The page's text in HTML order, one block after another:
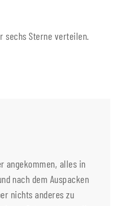
sechs Sterne verteilen.
angekommen, alles in
nach dem Auspacken
nichts anderes zu